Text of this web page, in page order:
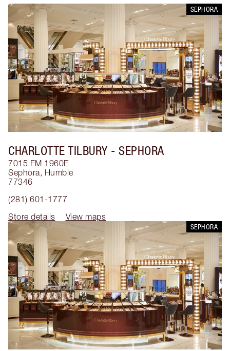
SEPHORA
CHARLOTTE TILBURY - SEPHORA
7015 FM 1960E
Sephora, Humble
77346
(281) 601-1777
Store details
View maps
SEPHORA